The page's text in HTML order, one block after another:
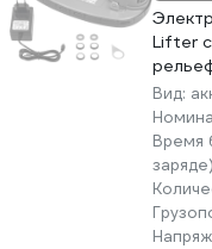
Lifter
Вид:
Время